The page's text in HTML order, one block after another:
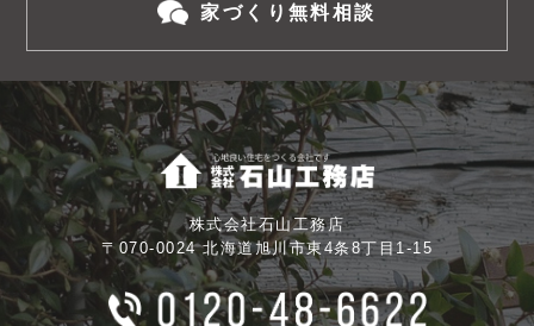
家づくり無料相談
株式会社石山工務店
〒070-0024 北海道旭川市東4条8丁目1-15